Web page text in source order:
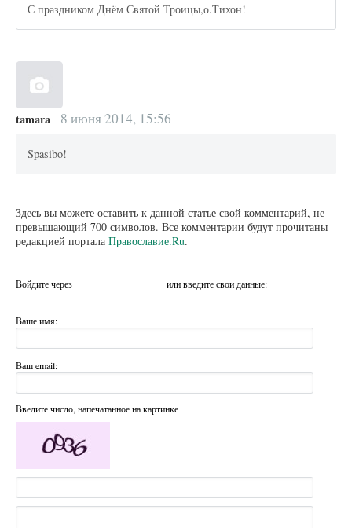
С праздником Днём Святой Троицы,о.Тихон!
tamara 8 июня 2014, 15:56
Spasibo!
Здесь вы можете оставить к данной статье свой комментарий, не
превышающий 700 символов. Все комментарии будут прочитаны
редакцией портала Православие.Ru.
Войдите через или введите свои данные:
Ваше имя:
Ваш email:
Введите число, напечатанное на картинке